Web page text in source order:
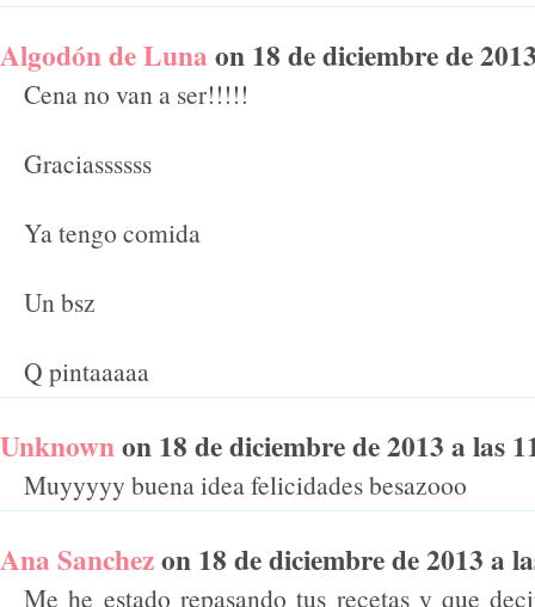
Algodón de Luna on 18 de diciembre de
Cena no van a ser!!!!!
Graciassssss
Ya tengo comida
Un bsz
Q pintaaaaa
Unknownon 18 de diciembre de 2013 a las
Muyyyyy buena idea felicidades besazooo
Ana Sanchezon 18 de diciembre de 2013 a
Me he estado repasando tus recetas y que